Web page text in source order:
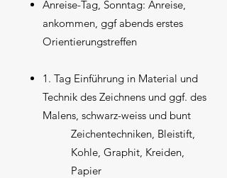
Anreise-Tag, Sonntag: Anreise,
ankommen, ggf abends erstes
Orientierungstreffen
1. Tag Einführung in Material und
Technik des Zeichnens und ggf. des
Malens, schwarz-weiss und bunt
Zeichentechniken, Bleistift,
Kohle, Graphit, Kreiden,
Papier